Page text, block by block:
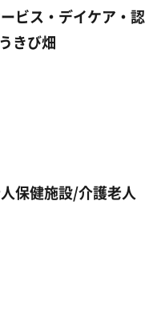
ビス・デイケア・認
きび畑
保健施設/介護老人